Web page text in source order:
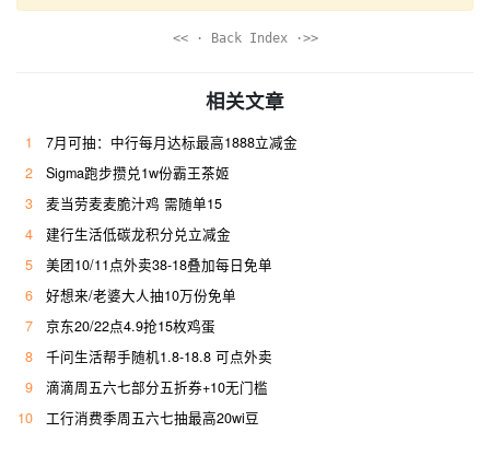
<< · Back Index ·>>
相关文章
1
7月可抽：中行每月达标最高1888立减金
2
Sigma跑步攒兑1w份霸王茶姬
3
麦当劳麦麦脆汁鸡 需随单15
4
建行生活低碳龙积分兑立减金
5
美团10/11点外卖38-18叠加每日免单
6
好想来/老婆大人抽10万份免单
7
京东20/22点4.9抢15枚鸡蛋
8
千问生活帮手随机1.8-18.8 可点外卖
9
滴滴周五六七部分五折券+10无门槛
10
工行消费季周五六七抽最高20wi豆